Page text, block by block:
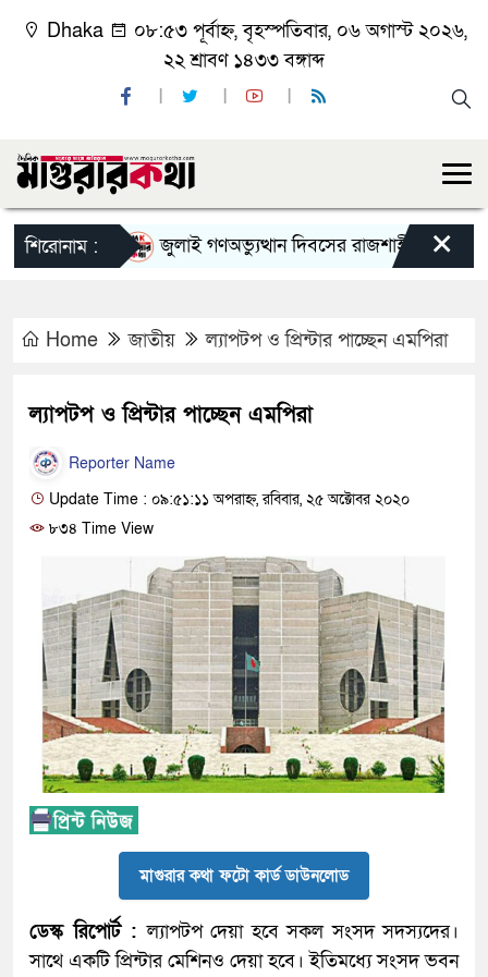
Dhaka
০৮:৫৩ পূর্বাহ্ন, বৃহস্পতিবার, ০৬ অগাস্ট ২০২৬,
২২ শ্রাবণ ১৪৩৩ বঙ্গাব্দ
শিরোনাম : জুলাই গণঅভ্যুত্থান দিবসের রাজশাহী মহানগর×
Home জাতীয় ল্যাপটপ ও প্রিন্টার পাচ্ছেন এমপিরা
ল্যাপটপ ও প্রিন্টার পাচ্ছেন এমপিরা
Reporter Name
Update Time : ০৯:৫১:১১ অপরাহ্ন, রবিবার, ২৫ অক্টোবর ২০২০
৮৩৪ Time View
মাগুরার কথা ফটো কার্ড ডাউনলোড
ডেস্ক রিপোর্ট :ল্যাপটপ দেয়া হবে সকল সংসদ সদস্যদের।
সাথে একটি প্রিন্টার মেশিনও দেয়া হবে। ইতিমধ্যে সংসদ ভবন